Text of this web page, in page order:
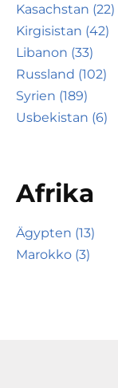
Kasachstan (22)
Kirgisistan (42)
Libanon (33)
Russland (102)
Syrien (189)
Usbekistan (6)
Afrika
Ägypten (13)
Marokko (3)